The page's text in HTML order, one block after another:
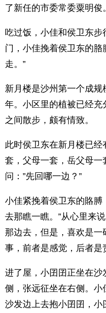
了新任的市委常委粟明俊。
吃过饭，小佳和侯卫东
门，小佳挽着侯卫东的胳
走。”
新月楼是沙州第一个成
年。小区里的植被已经
之间散步，颇有情致。
此时侯卫东在新月楼已
套，父母一套，岳父母
问：”先回哪一边？”
小佳紧挽着侯卫东的賂膊
去那瞧一瞧。”从心里来
那边去，但是，喜欢是
事，前者是感觉，后者是
进了屋，小囝囝正坐在
侧，张远征坐在右侧。小
沙发边上去抱小囝囝，